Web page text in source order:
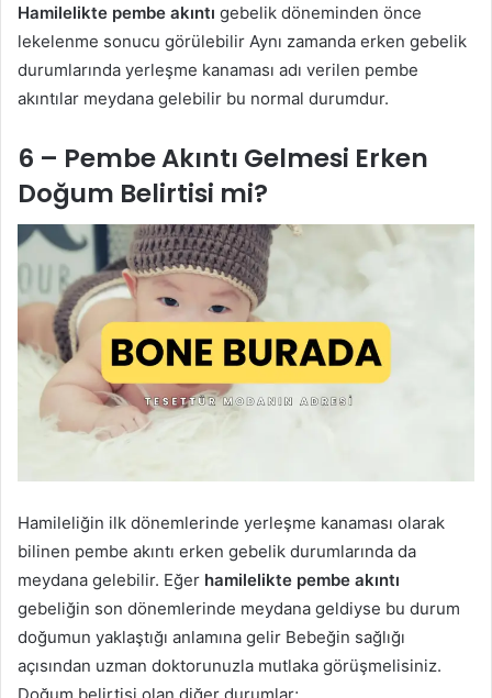
Hamilelikte pembe akıntı gebelik döneminden önce
lekelenme sonucu görülebilir Aynı zamanda erken gebelik
durumlarında yerleşme kanaması adı verilen pembe
akıntılar meydana gelebilir bu normal durumdur.
6 – Pembe Akıntı Gelmesi Erken
Doğum Belirtisi mi?
Hamileliğin ilk dönemlerinde yerleşme kanaması olarak
bilinen pembe akıntı erken gebelik durumlarında da
meydana gelebilir. Eğer hamilelikte pembe akıntı
gebeliğin son dönemlerinde meydana geldiyse bu durum
doğumun yaklaştığı anlamına gelir Bebeğin sağlığı
açısından uzman doktorunuzla mutlaka görüşmelisiniz.